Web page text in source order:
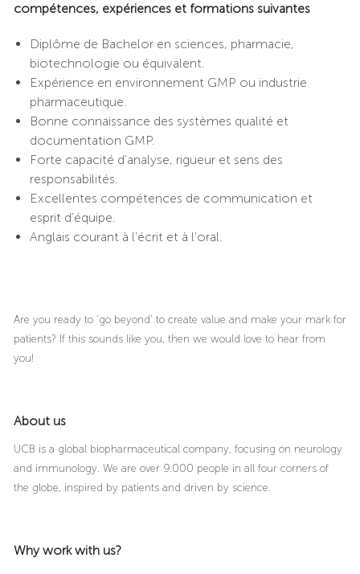
compétences, expériences et formations suivantes
Diplôme de Bachelor en sciences, pharmacie,
biotechnologie ou équivalent.
Expérience en environnement GMP ou industrie
pharmaceutique.
Bonne connaissance des systèmes qualité et
documentation GMP.
Forte capacité d’analyse, rigueur et sens des
responsabilités.
Excellentes compétences de communication et
esprit d’équipe.
Anglais courant à l’écrit et à l’oral.
Are you ready to ‘go beyond’ to create value and make your mark for
patients? If this sounds like you, then we would love to hear from
you!
About us
UCB is a global biopharmaceutical company, focusing on neurology
and immunology. We are over 9.000 people in all four corners of
the globe, inspired by patients and driven by science.
Why work with us?